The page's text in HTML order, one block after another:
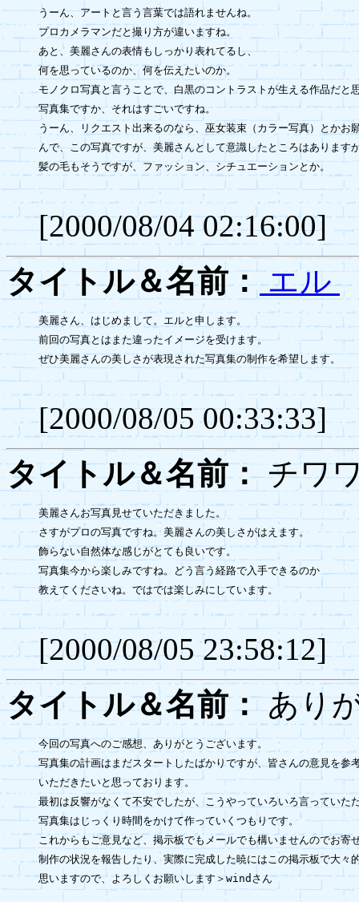
うーん、アートと言う言葉では語れませんね。
プロカメラマンだと撮り方が違いますね。
あと、美麗さんの表情もしっかり表れてるし、
何を思っているのか、何を伝えたいのか。
モノクロ写真と言うことで、白黒のコントラストが生える作品だと
写真集ですか、それはすごいですね。
うーん、リクエスト出来るのなら、巫女装束（カラー写真）とかお
んで、この写真ですが、美麗さんとして意識したところはあります
髪の毛もそうですが、ファッション、シチュエーションとか。
[2000/08/04 02:16:00]
タイトル＆名前：エル
美麗さん、はじめまして。エルと申します。
前回の写真とはまた違ったイメージを受けます。
ぜひ美麗さんの美しさが表現された写真集の制作を希望します。
[2000/08/05 00:33:33]
タイトル＆名前：チ
美麗さんお写真見せていただきました。
さすがプロの写真ですね。美麗さんの美しさがはえます。
飾らない自然体な感じがとても良いです。
写真集今から楽しみですね。どう言う経路で入手できるのか
教えてくださいね。ではでは楽しみにしています。
[2000/08/05 23:58:12]
タイトル＆名前：あり
今回の写真へのご感想、ありがとうございます。
写真集の計画はまだスタートしたばかりですが、皆さんの意見を参
いただきたいと思っております。
最初は反響がなくて不安でしたが、こうやっていろいろ言っていた
写真集はじっくり時間をかけて作っていくつもりです。
これからもご意見など、掲示板でもメールでも構いませんのでお寄
制作の状況を報告したり、実際に完成した暁にはこの掲示板で大々
思いますので、よろしくお願いします＞windさん